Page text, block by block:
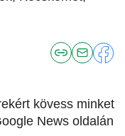
kövess minket
News oldalán